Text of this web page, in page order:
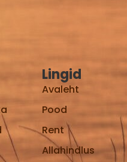
Lingid
Avaleht
Pood
Rent
Allahindlus